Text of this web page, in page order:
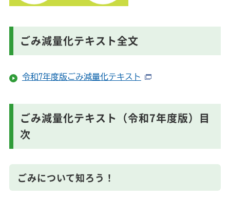
ごみ減量化テキスト全文
令和7年度版ごみ減量化テキスト
ごみ減量化テキスト（令和7年度版）目
次
ごみについて知ろう！